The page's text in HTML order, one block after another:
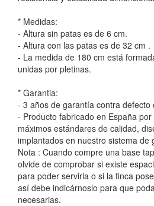
* Medidas:
- Altura sin patas es de 6 cm.
- Altura con las patas es de 32 cm .
- La medida de 180 cm está
unidas por pletinas.
* Garantia:
- 3 años de garantía contra defecto
- Producto fabricado en España
máximos estándares de calidad,
implantados en nuestro sistema de
Nota : Cuando compre una base
olvide de comprobar si existe
para poder servirla o si la finca
así debe indicárnoslo para que
necesarias.